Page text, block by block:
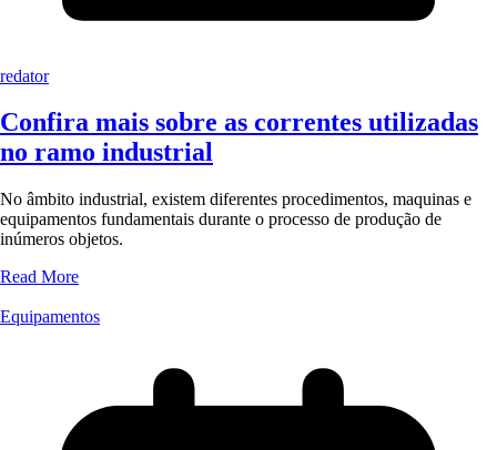
redator
Confira mais sobre as correntes utilizadas
no ramo industrial
No âmbito industrial, existem diferentes procedimentos, maquinas e
equipamentos fundamentais durante o processo de produção de
inúmeros objetos.
Read More
Equipamentos